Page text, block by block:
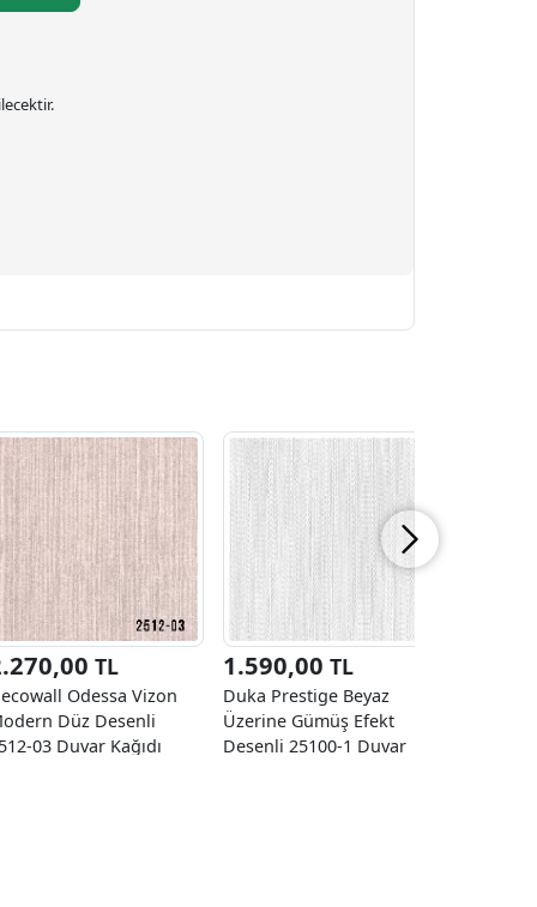
TL
Odessa Vizon
Düz Desenli
03 Duvar Kağıdı
1.590,00 TL
Duka Prestige Beyaz
Üzerine Gümüş Efekt
Desenli 25100-1 Duvar